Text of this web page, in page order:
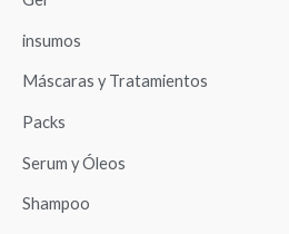
insumos
Máscaras y Tratamientos
Packs
Serum y Óleos
Shampoo